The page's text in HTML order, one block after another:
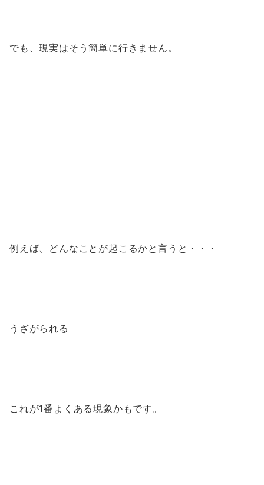
でも、現実はそう簡単に行きません。
例えば、どんなことが起こるかと言うと・・・
うざがられる
これが1番よくある現象かもです。